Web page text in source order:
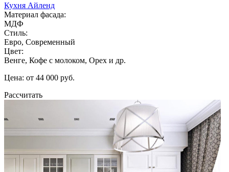
Кухня Айленд
Материал фасада:
МДФ
Стиль:
Евро, Современный
Цвет:
Венге, Кофе с молоком, Орех и др.
Цена: от 44 000 руб.
Рассчитать